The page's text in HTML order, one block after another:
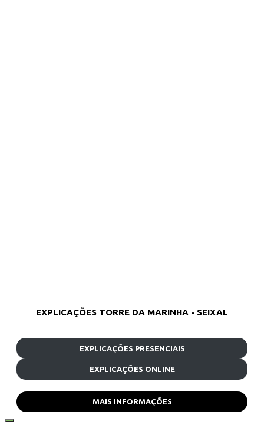
EXPLICAÇÕES TORRE DA MARINHA - SEIXAL
EXPLICAÇÕES PRESENCIAIS
EXPLICAÇÕES ONLINE
MAIS INFORMAÇÕES